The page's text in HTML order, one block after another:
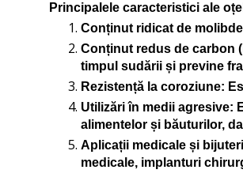
Principalele caracteristici ale
Conținut ridicat de
Conținut redus de carbon
timpul sudării și previne
Rezistență la coroziune:
Utilizări în medii agresive:
alimentelor și băuturilor,
Aplicații medicale și
medicale, implanturi